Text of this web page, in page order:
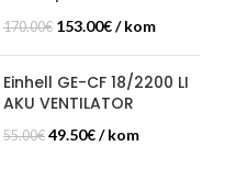
170.00€ 153.00€/ kom
Einhell GE-CF 18/2200 LI
AKU VENTILATOR
55.00€ 49.50€/ kom